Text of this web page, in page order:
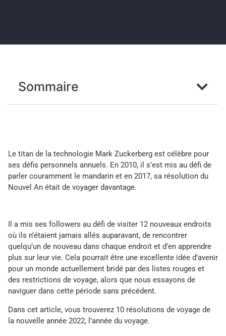
Sommaire
Le titan de la technologie Mark Zuckerberg est célèbre pour
ses défis personnels annuels. En 2010, il s’est mis au défi de
parler couramment le mandarin et en 2017, sa résolution du
Nouvel An était de voyager davantage.
Il a mis ses followers au défi de visiter 12 nouveaux endroits
où ils n’étaient jamais allés auparavant, de rencontrer
quelqu’un de nouveau dans chaque endroit et d’en apprendre
plus sur leur vie. Cela pourrait être une excellente idée d’avenir
pour un monde actuellement bridé par des listes rouges et
des restrictions de voyage, alors que nous essayons de
naviguer dans cette période sans précédent.
Dans cet article, vous trouverez 10 résolutions de voyage de
la nouvelle année 2022, l’année du voyage.